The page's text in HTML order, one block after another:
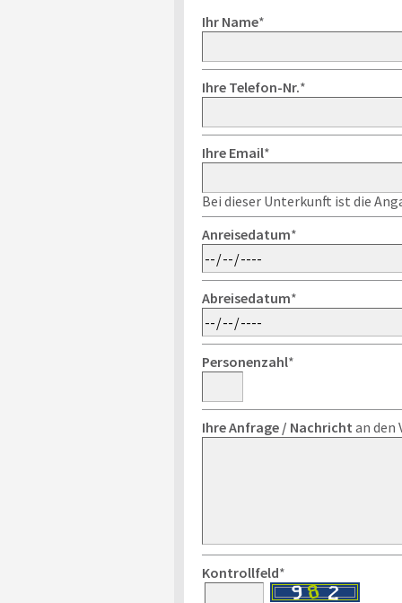
Ihr Name*
Ihre Telefon-Nr.*
Ihre Email*
Bei dieser Unterkunft ist die
Anreisedatum*
Abreisedatum*
Personenzahl*
Ihre Anfrage / Nachricht an den
Kontrollfeld*